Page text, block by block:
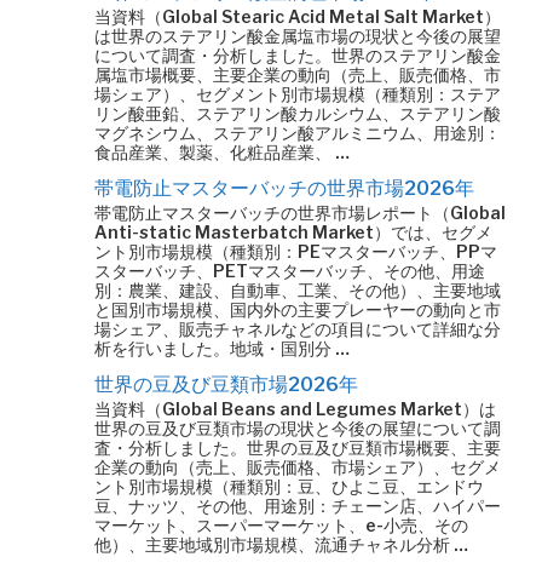
当資料（Global Stearic Acid Metal Salt Market）
は世界のステアリン酸金属塩市場の現状と今後の展望
について調査・分析しました。世界のステアリン酸金
属塩市場概要、主要企業の動向（売上、販売価格、市
場シェア）、セグメント別市場規模（種類別：ステア
リン酸亜鉛、ステアリン酸カルシウム、ステアリン酸
マグネシウム、ステアリン酸アルミニウム、用途別：
食品産業、製薬、化粧品産業、 …
帯電防止マスターバッチの世界市場2026年
帯電防止マスターバッチの世界市場レポート（Global
Anti-static Masterbatch Market）では、セグメ
ント別市場規模（種類別：PEマスターバッチ、PPマ
スターバッチ、PETマスターバッチ、その他、用途
別：農業、建設、自動車、工業、その他）、主要地域
と国別市場規模、国内外の主要プレーヤーの動向と市
場シェア、販売チャネルなどの項目について詳細な分
析を行いました。地域・国別分 …
世界の豆及び豆類市場2026年
当資料（Global Beans and Legumes Market）は
世界の豆及び豆類市場の現状と今後の展望について調
査・分析しました。世界の豆及び豆類市場概要、主要
企業の動向（売上、販売価格、市場シェア）、セグメ
ント別市場規模（種類別：豆、ひよこ豆、エンドウ
豆、ナッツ、その他、用途別：チェーン店、ハイパー
マーケット、スーパーマーケット、e-小売、その
他）、主要地域別市場規模、流通チャネル分析 …